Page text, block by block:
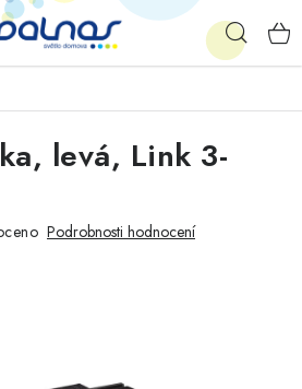
levá, Link 3-
Podrobnosti hodnocení